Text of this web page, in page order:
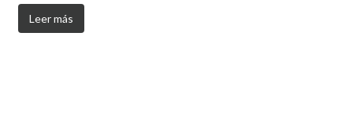
Leer más